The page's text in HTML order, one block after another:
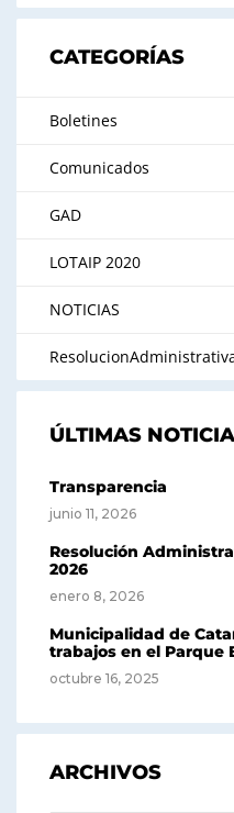
CATEGORÍAS
Boletines
Comunicados
GAD
LOTAIP 2020
NOTICIAS
ÚLTIMAS
Transparencia
junio 11, 2026
Resolución
2026
enero 8, 2026
Municipalidad de
trabajos en el Parque
octubre 16, 2025
ARCHIVOS